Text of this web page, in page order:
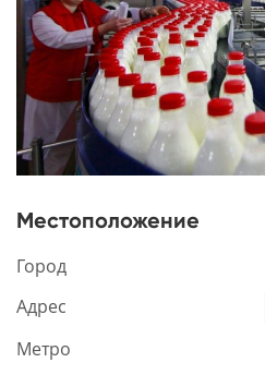
Местоположение
Город
Адрес
Метро